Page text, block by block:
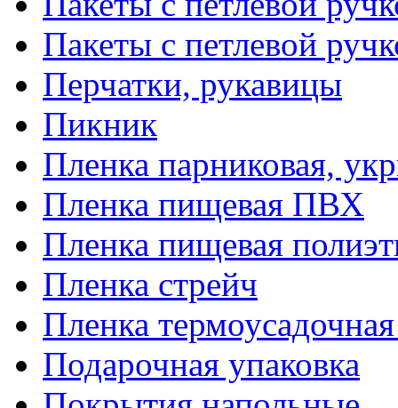
Пакеты с петлевой
Перчатки, рукавицы
Пикник
Пленка парниковая,
Пленка пищевая ПВХ
Пленка пищевая
Пленка стрейч
Пленка
Подарочная упаковка